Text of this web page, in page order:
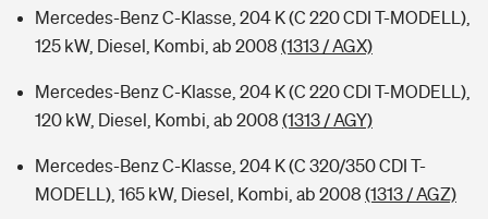
Mercedes-Benz C-Klasse, 204 K (C 220 CDI T-MODELL),
125 kW, Diesel, Kombi, ab 2008 (1313 / AGX)
Mercedes-Benz C-Klasse, 204 K (C 220 CDI T-MODELL),
120 kW, Diesel, Kombi, ab 2008 (1313 / AGY)
Mercedes-Benz C-Klasse, 204 K (C 320/350 CDI T-
MODELL), 165 kW, Diesel, Kombi, ab 2008 (1313 / AGZ)